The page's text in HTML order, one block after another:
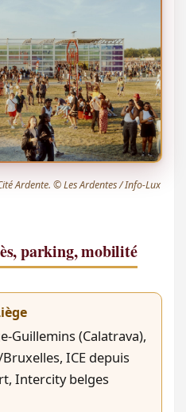
Ardente. © Les Ardentes / Info-Lux
parking, mobilité
Guillemins (Calatrava),
ICE depuis
Intercity belges